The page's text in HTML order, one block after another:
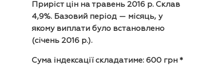
Приріст цін на травень 2016 р. Склав
4,9%. Базовий період — місяць, у
якому виплати було встановлено
(січень 2016 р.).
Сума індексації складатиме: 600 грн *